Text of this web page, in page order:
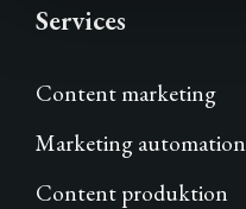
Services
Content marketing
Marketing automation
Content produktion